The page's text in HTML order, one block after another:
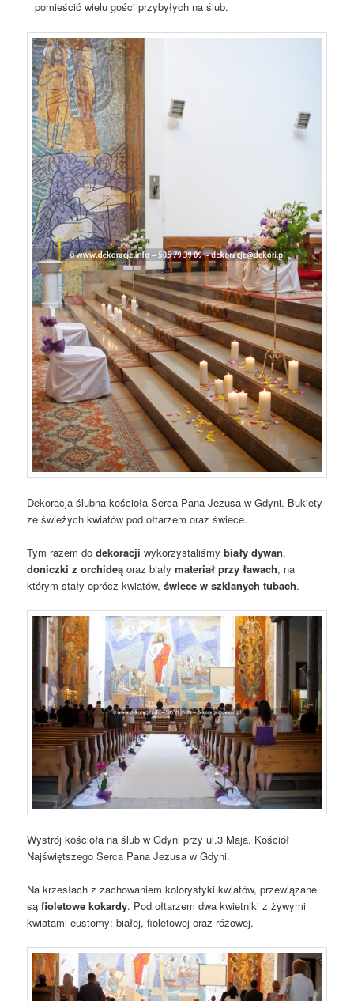
pomieścić wielu gości przybyłych na ślub.
Dekoracja ślubna kościoła Serca Pana Jezusa w Gdyni. Bukiety
ze świeżych kwiatów pod ołtarzem oraz świece.
Tym razem dodekoracji wykorzystaliśmybiały dywan,
doniczki z orchideą oraz białymateriał przy ławach, na
którym stały oprócz kwiatów,świece w szklanych tubach.
Wystrój kościoła na ślub w Gdyni przy ul.3 Maja. Kościół
Najświętszego Serca Pana Jezusa w Gdyni.
Na krzesłach z zachowaniem kolorystyki kwiatów, przewiązane
sąfioletowe kokardy. Pod ołtarzem dwa kwietniki z żywymi
kwiatami eustomy: białej, fioletowej oraz różowej.